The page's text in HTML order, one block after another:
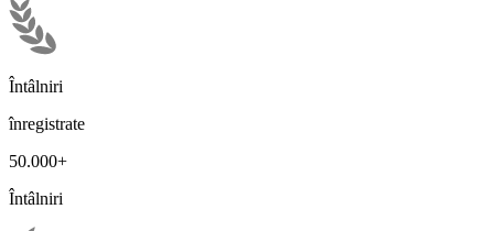
Întâlniri
înregistrate
50.000+
Întâlniri